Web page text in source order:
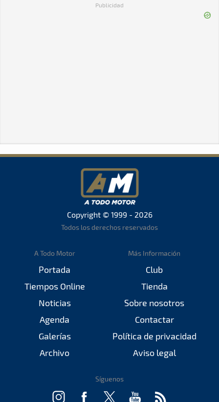
Publicidad
Copyright © 1999 - 2026
Todos los derechos reservados
A Todo Motor
Portada
Tiempos Online
Noticias
Agenda
Galerías
Archivo
Más Información
Club
Tienda
Sobre nosotros
Contactar
Política de privacidad
Aviso legal
Síguenos